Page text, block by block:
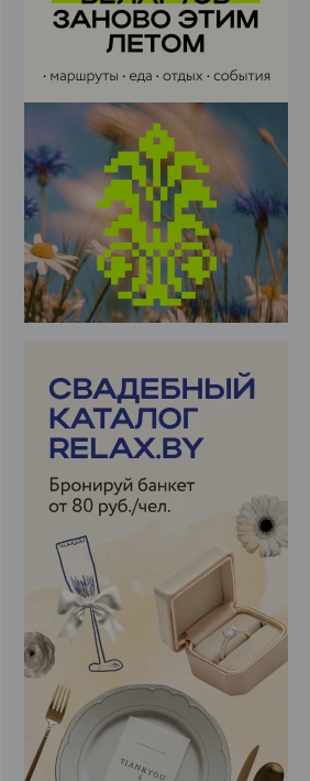
ЭФФЕКТИВНАЯ РЕКЛАМА НА САЙТЕ
ЭФФЕКТИВНАЯ РЕКЛАМА НА САЙТЕ